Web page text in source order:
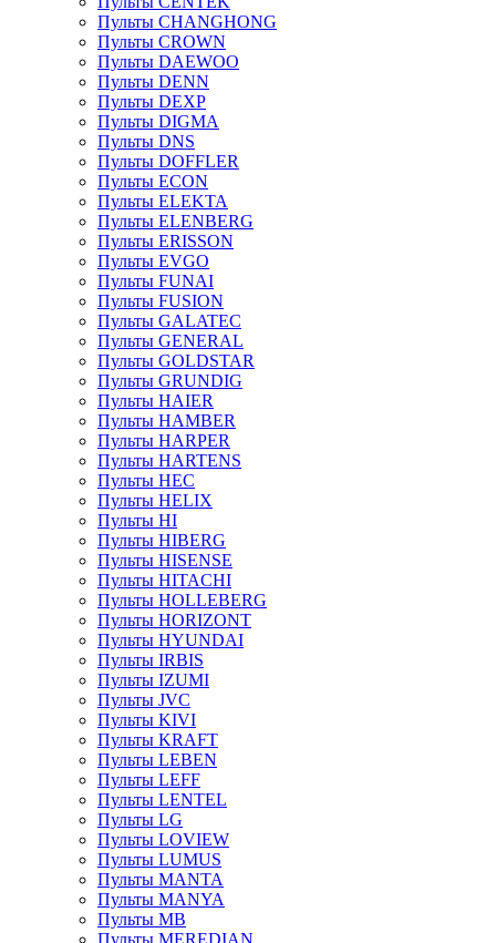
Пульты CHANGHONG
Пульты CROWN
Пульты DAEWOO
Пульты DENN
Пульты DEXP
Пульты DIGMA
Пульты DNS
Пульты DOFFLER
Пульты ECON
Пульты ELEKTA
Пульты ELENBERG
Пульты ERISSON
Пульты EVGO
Пульты FUNAI
Пульты FUSION
Пульты GALATEC
Пульты GENERAL
Пульты GOLDSTAR
Пульты GRUNDIG
Пульты HAIER
Пульты HAMBER
Пульты HARPER
Пульты HARTENS
Пульты HEC
Пульты HELIX
Пульты HI
Пульты HIBERG
Пульты HISENSE
Пульты HITACHI
Пульты HOLLEBERG
Пульты HORIZONT
Пульты HYUNDAI
Пульты IRBIS
Пульты IZUMI
Пульты JVC
Пульты KIVI
Пульты KRAFT
Пульты LEBEN
Пульты LEFF
Пульты LENTEL
Пульты LG
Пульты LOVIEW
Пульты LUMUS
Пульты MANTA
Пульты MANYA
Пульты MB
Пульты MEREDIAN